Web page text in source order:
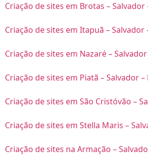
Criação de sites em Brotas – Salvador
Criação de sites em Itapuã – Salvador
Criação de sites em Nazaré – Salvador
Criação de sites em Piatã – Salvador –
Criação de sites em São Cristóvão –
Criação de sites em Stella Maris –
Criação de sites na Armação –